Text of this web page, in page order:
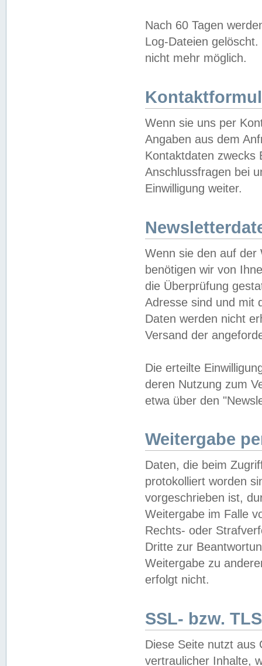
Nach 60 Tagen
Log-Dateien
nicht mehr möglich.
Wenn sie uns per
Angaben aus dem
Kontaktdaten zwecks
Anschlussfragen bei
Einwilligung weiter.
Wenn sie den auf der
benötigen wir von
die Überprüfung
Adresse sind und mit
Daten werden nicht
Versand der
Die erteilte
deren Nutzung zum
etwa über den
Weitergabe
Daten, die beim
protokolliert worden
vorgeschrieben ist,
Weitergabe im Falle
Rechts- oder
Dritte zur
Weitergabe zu
erfolgt nicht.
SSL- bzw.
Diese Seite nutzt aus
vertraulicher Inhalte,